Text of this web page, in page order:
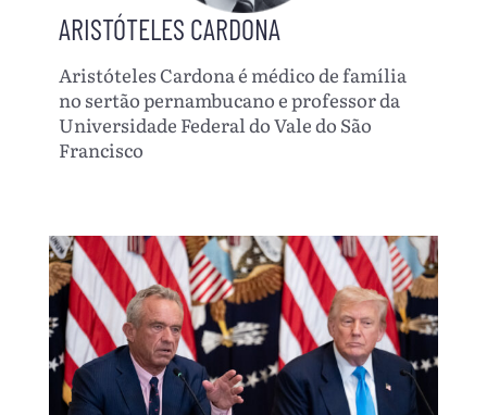
ARISTÓTELES CARDONA
Aristóteles Cardona é médico de família
no sertão pernambucano e professor da
Universidade Federal do Vale do São
Francisco